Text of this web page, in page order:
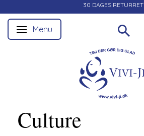
30 DAGES RETURRET
Skifte navigation
Menu
Culture